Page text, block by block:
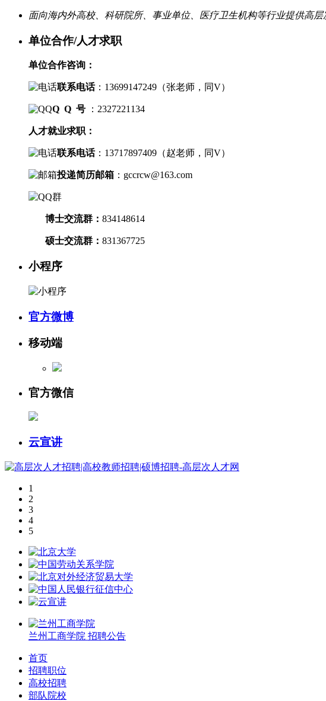
面向海内外高校、科研院所、事业单位、医疗卫生机构等行业提供高层
单位合作/人才求职
单位合作咨询：
联系电话： 13699147249（张老师， 同V）
Q Q 号 ：2327221134
人才就业求职：
联系电话： 13717897409（赵老师， 同V）
投递简历邮箱 ： gccrcw@163.com
博士交流群 ： 834148614
硕士交流群： 831367725
小程序
官方微博
移动端
官方微信
云宣讲
1
2
3
4
5
兰州工商学院 招聘公告
首页
招聘职位
高校招聘
部队院校